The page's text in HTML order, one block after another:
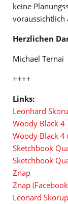
keine
voraussichtlich
Herzlichen
Michael Ternai
++++
Links:
Leonhard
Woody Black 4
Woody Black 4
Sketchbook
Sketchbook
Znap
Znap
Leonard